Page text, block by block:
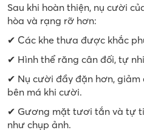
Sau khi hoàn thiện, nụ cười
hòa và rạng rỡ hơn:
✔ Các khe thưa được khắc
✔ Hình thể răng cân đối, tự
✔ Nụ cười đầy đặn hơn,
bên má khi cười.
✔ Gương mặt tươi tắn và tự
như chụp ảnh.